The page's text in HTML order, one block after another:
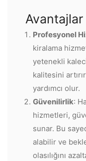
Avantajlar
Profesyonel
kiralama
yetenekli
kalitesini artırır
yardımcı olur.
Güvenilirlik:
hizmetleri,
sunar. Bu
alabilir ve
olasılığını